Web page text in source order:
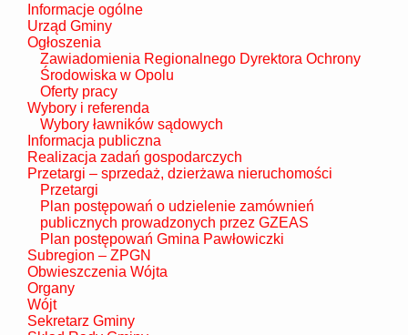
Informacje ogólne
Urząd Gminy
Ogłoszenia
Zawiadomienia Regionalnego Dyrektora Ochrony
Środowiska w Opolu
Oferty pracy
Wybory i referenda
Wybory ławników sądowych
Informacja publiczna
Realizacja zadań gospodarczych
Przetargi – sprzedaż, dzierżawa nieruchomości
Przetargi
Plan postępowań o udzielenie zamównień
publicznych prowadzonych przez GZEAS
Plan postępowań Gmina Pawłowiczki
Subregion – ZPGN
Obwieszczenia Wójta
Organy
Wójt
Sekretarz Gminy